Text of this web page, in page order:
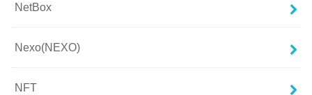
NetBox
Nexo(NEXO)
NFT